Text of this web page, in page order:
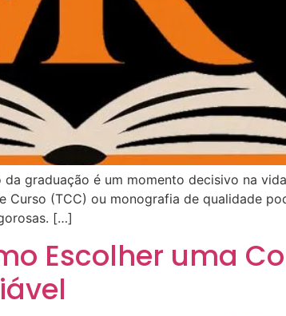
graduação é um momento decisivo na
(TCC) ou monografia de qualidade
[…]
Escolher uma